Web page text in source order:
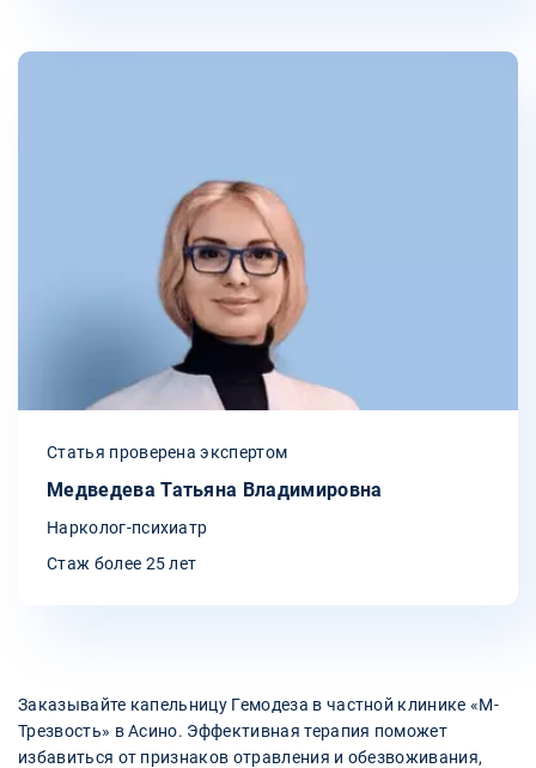
Статья проверена экспертом
Медведева Татьяна Владимировна
Нарколог-психиатр
Стаж более 25 лет
Заказывайте капельницу Гемодеза в частной клинике «М-
Трезвость» в Асино. Эффективная терапия поможет
избавиться от признаков отравления и обезвоживания,